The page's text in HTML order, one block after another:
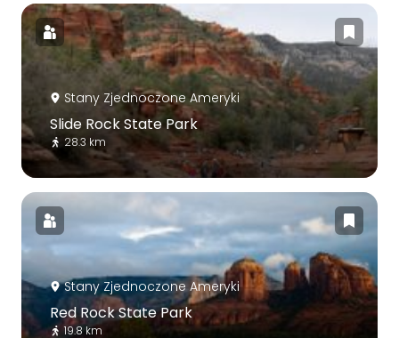
Stany Zjednoczone Ameryki
Slide Rock State Park
28.3 km
Stany Zjednoczone Ameryki
Red Rock State Park
19.8 km